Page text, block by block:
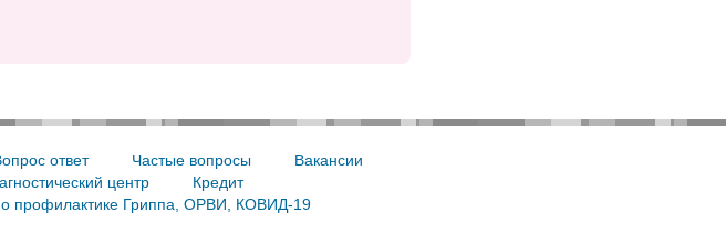
ответ Частые вопросы
Вакансии
центр
Кредит
профилактике Гриппа, ОРВИ, КОВИД-19